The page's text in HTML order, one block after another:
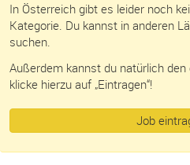
In Österreich gibt es leider noch
Kategorie. Du kannst in anderen
suchen.
Außerdem kannst du natürlich
klicke hierzu auf „Eintragen“!
Job